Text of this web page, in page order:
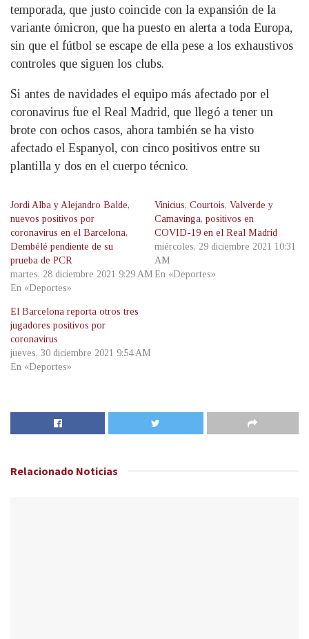
temporada, que justo coincide con la expansión de la
variante ómicron, que ha puesto en alerta a toda Europa,
sin que el fútbol se escape de ella pese a los exhaustivos
controles que siguen los clubs.
Si antes de navidades el equipo más afectado por el
coronavirus fue el Real Madrid, que llegó a tener un
brote con ochos casos, ahora también se ha visto
afectado el Espanyol, con cinco positivos entre su
plantilla y dos en el cuerpo técnico.
Jordi Alba y Alejandro Balde,
nuevos positivos por
coronavirus en el Barcelona,
Dembélé pendiente de su
prueba de PCR
martes, 28 diciembre 2021 9:29 AM
En «Deportes»
Vinicius, Courtois, Valverde y
Camavinga, positivos en
COVID-19 en el Real Madrid
miércoles, 29 diciembre 2021 10:31
AM
En «Deportes»
El Barcelona reporta otros tres
jugadores positivos por
coronavirus
jueves, 30 diciembre 2021 9:54 AM
En «Deportes»
Relacionado Noticias